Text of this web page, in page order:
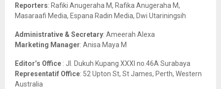
Reporters: Rafiki Anugeraha M, Rafika Anugeraha M,
Masaraafi Media, Espana Radin Media, Dwi Utariningsih
Administrative & Secretary: Ameerah Alexa
Marketing Manager: Anisa Maya M
Editor’s Office : Jl. Dukuh Kupang XXXI no.46A Surabaya
Representatif Office: 52 Upton St, St James, Perth, Western
Australia